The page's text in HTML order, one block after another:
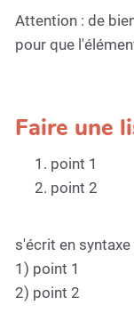
Attention : de
pour que
Faire une
point 1
point 2
s'écrit en syntaxe
1) point 1
2) point 2